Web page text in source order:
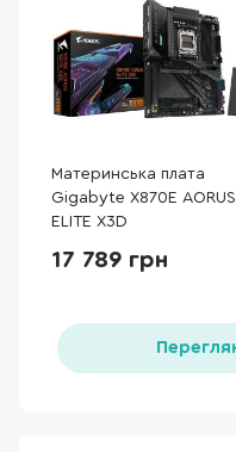
Материнська плата
Gigabyte X870E AORUS
ELITE X3D
17 789 грн